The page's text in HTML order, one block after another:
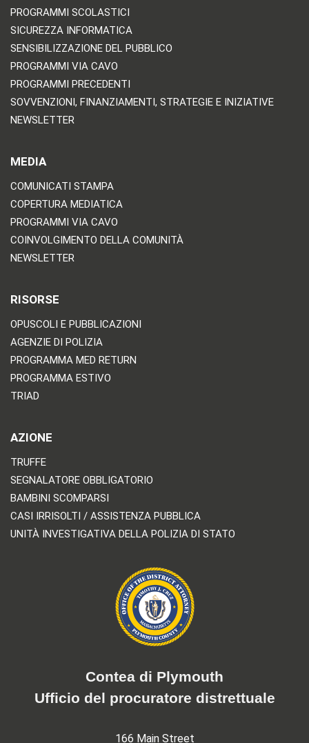
PROGRAMMI SCOLASTICI
SICUREZZA INFORMATICA
SENSIBILIZZAZIONE DEL PUBBLICO
PROGRAMMI VIA CAVO
PROGRAMMI PRECEDENTI
SOVVENZIONI, FINANZIAMENTI, STRATEGIE E INIZIATIVE
NEWSLETTER
MEDIA
COMUNICATI STAMPA
COPERTURA MEDIATICA
PROGRAMMI VIA CAVO
COINVOLGIMENTO DELLA COMUNITÀ
NEWSLETTER
RISORSE
OPUSCOLI E PUBBLICAZIONI
AGENZIE DI POLIZIA
PROGRAMMA MED RETURN
PROGRAMMA ESTIVO
TRIAD
AZIONE
TRUFFE
SEGNALATORE OBBLIGATORIO
BAMBINI SCOMPARSI
CASI IRRISOLTI / ASSISTENZA PUBBLICA
UNITÀ INVESTIGATIVA DELLA POLIZIA DI STATO
Contea di Plymouth
Ufficio del procuratore distrettuale
166 Main Street